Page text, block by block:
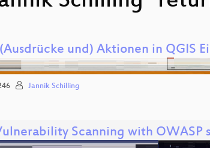
und) Aktionen in QGIS
Jannik Schilling
Scanning with OWASP